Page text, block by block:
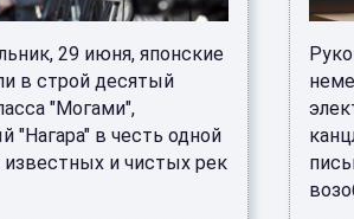
29 июня, японские
в строй десятый
"Могами",
"Нагара" в честь одной
и чистых рек